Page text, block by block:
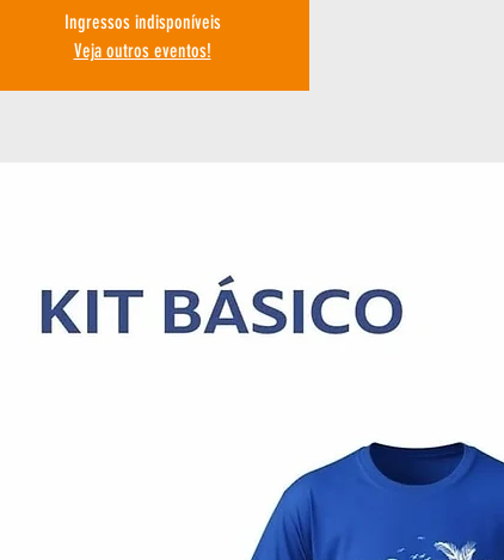
Ingressos indisponíveis
Veja outros eventos!